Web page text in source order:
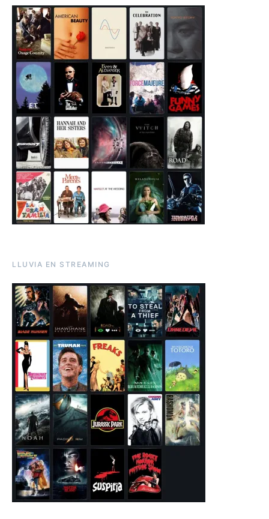
LLUVIA EN STREAMING